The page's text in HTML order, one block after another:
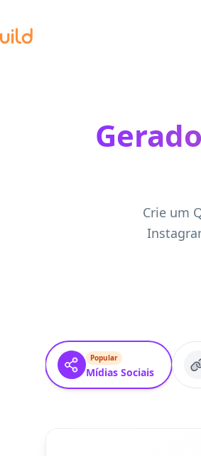
Crie um
Popular
Mídias Sociais